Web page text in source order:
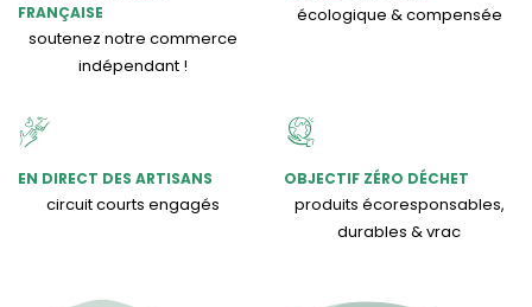
FRANÇAISE
soutenez notre commerce
indépendant !
écologique & compensée
EN DIRECT DES ARTISANS
circuit courts engagés
OBJECTIF ZÉRO DÉCHET
produits écoresponsables,
durables & vrac